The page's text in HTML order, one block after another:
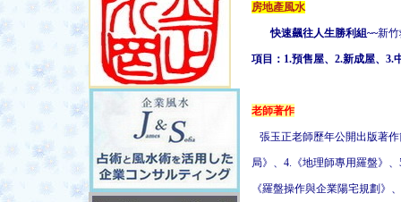
房地產風水
快速飆往人生勝利組~~新
項目：1.預售屋、2.新成屋、3.
老師著作
張玉正老師歷年公開出版著
局》、4.《地理師專用羅盤》
《羅盤操作與企業陽宅規劃》